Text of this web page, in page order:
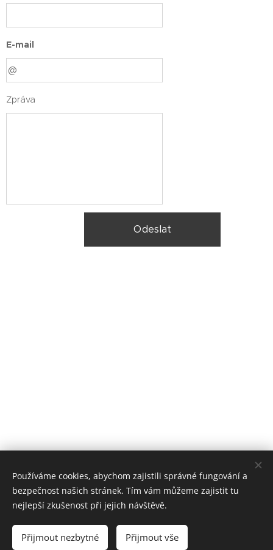
E-mail
Zpráva
Odeslat
www.ackermann-gemeinde.cz Cookies
Jazyky
Čeština
Deutsch
Používáme cookies, abychom zajistili správné fungování a
bezpečnost našich stránek. Tím vám můžeme zajistit tu
nejlepší zkušenost při jejich návštěvě.
Přijmout nezbytné Přijmout vše